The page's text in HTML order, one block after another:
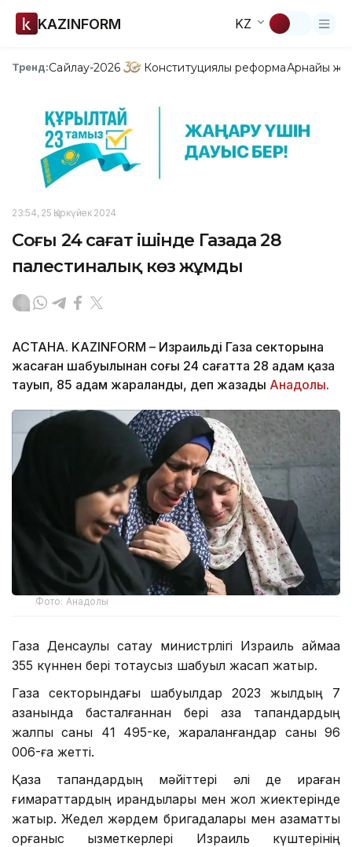
KAZINFORM KZ
Тренд:Сайлау-2026 Конституциялық реформаАрнайы
23:54, 25 Қыркүйек 2024
Соңғы 24 сағат ішінде Газада 28
палестиналық көз жұмды
АСТАНА. KAZINFORM – Израильдің Газа секторына
жасаған шабуылынан соңғы 24 сағатта 28 адам қаза
тауып, 85 адам жараланды, деп жазады Анадолы.
Фото: Анадолы
Газа Денсаулық сақтау министрлігі Израиль аймаққа
355 күннен бері тоқтаусыз шабуыл жасап жатыр.
Газа секторындағы шабуылдар 2023 жылдың 7
қазанында басталғаннан бері қаза тапқандардың
жалпы саны 41 495-ке, жараланғандар саны 96
006-ға жетті.
Қаза тапқандардың мәйіттері әлі де қираған
ғимараттардың қирандылары мен жол жиектерінде
жатыр. Жедел жәрдем бригадалары мен азаматтық
қорғаныс қызметкерлері Израиль күштерінің